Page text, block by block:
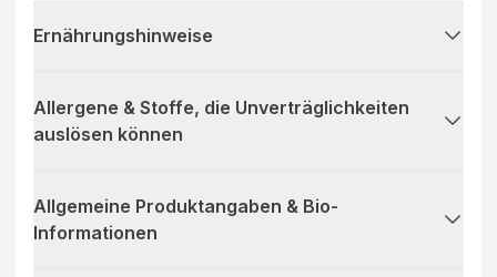
Ernährungshinweise
Allergene & Stoffe, die Unverträglichkeiten
auslösen können
Allgemeine Produktangaben & Bio-
Informationen